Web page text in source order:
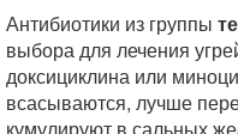
Антибиотики из группы
выбора для лечения
доксициклина или
всасываются, лучше